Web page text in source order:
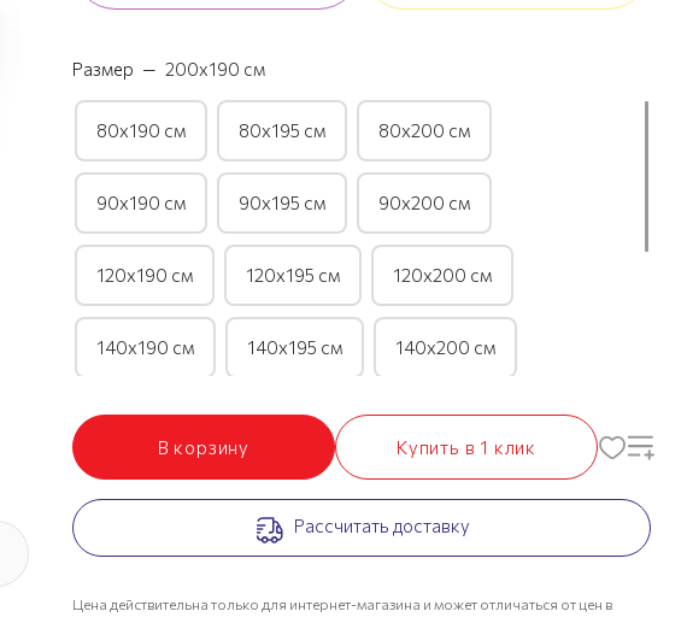
Размер — 200х190 см
80х190 см 80х195 см 80х200 см
90х190 см 90х195 см 90х200 см
120х190 см 120х195 см 120х200 см
140х190 см 140х195 см 140х200 см
160х190 см 160х195 см 160х200 см
В корзину Купить в 1 клик
Рассчитать доставку
Цена действительна только для интернет-магазина и может отличаться от цен в